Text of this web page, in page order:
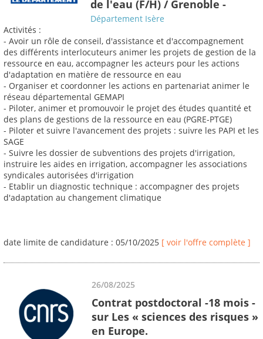
de l'eau (F/H) / Grenoble -
Département Isère
Activités :
- Avoir un rôle de conseil, d'assistance et d'accompagnement
des différents interlocuteurs animer les projets de gestion de la
ressource en eau, accompagner les acteurs pour les actions
d'adaptation en matière de ressource en eau
- Organiser et coordonner les actions en partenariat animer le
réseau départemental GEMAPI
- Piloter, animer et promouvoir le projet des études quantité et
des plans de gestions de la ressource en eau (PGRE-PTGE)
- Piloter et suivre l'avancement des projets : suivre les PAPI et les
SAGE
- Suivre les dossier de subventions des projets d'irrigation,
instruire les aides en irrigation, accompagner les associations
syndicales autorisées d'irrigation
- Etablir un diagnostic technique : accompagner des projets
d'adaptation au changement climatique
date limite de candidature : 05/10/2025 [ voir l'offre complète ]
26/08/2025
Contrat postdoctoral -18 mois -
sur Les « sciences des risques »
en Europe.